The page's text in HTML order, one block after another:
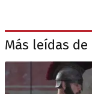
Más leídas de